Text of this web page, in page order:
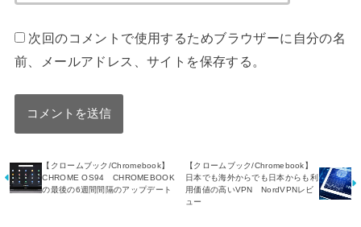
次回のコメントで使用するためブラウザーに自分の名
前、メールアドレス、サイトを保存する。
【クロームブック/Chromebook】
CHROME OS94 CHROMEBOOK
の最後の6週間間隔のアップデート
【クロームブック/Chromebook】
日本でも海外からでも日本からも利
用価値の高いVPN NordVPNレビ
ュー